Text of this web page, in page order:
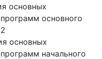
основных
основного
основных
начального